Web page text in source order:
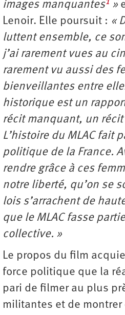
images manquantes »
Lenoir. Elle poursuit : «
luttent ensemble, ce
j’ai rarement vues au
rarement vu aussi des
bienveillantes entre
historique est un
récit manquant, un
L’histoire du MLAC fait
politique de la France.
rendre grâce à ces
notre liberté, qu’on se
lois s’arrachent de
que le MLAC fasse
collective. »
Le propos du film
force politique que la
pari de filmer au plus
militantes et de montrer